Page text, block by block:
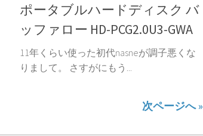
ポータブルハードディスク バ
ッファロー HD-PCG2.0U3-GWA
11年くらい使った初代nasneが調子悪くな
りまして。 さすがにもう...
次ページへ »